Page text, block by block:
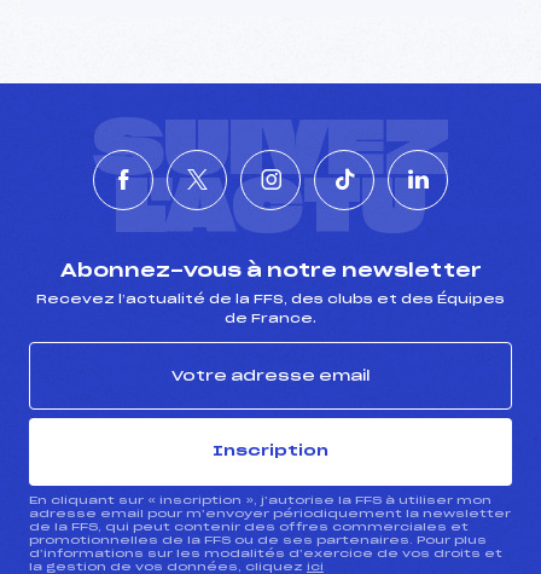
SUIVEZ
L'ACTU
Abonnez-vous à notre newsletter
Recevez l’actualité de la FFS, des clubs et des Équipes
de France.
Inscription
En cliquant sur « inscription », j’autorise la FFS à utiliser mon
adresse email pour m’envoyer périodiquement la newsletter
de la FFS, qui peut contenir des offres commerciales et
promotionnelles de la FFS ou de ses partenaires. Pour plus
d’informations sur les modalités d’exercice de vos droits et
la gestion de vos données, cliquez ici